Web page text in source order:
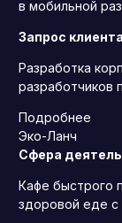
в мобильной
Запрос
Разработка
разработчиков
Подробнее
Эко-Ланч
Сфера
Кафе быстрого
здоровой еде